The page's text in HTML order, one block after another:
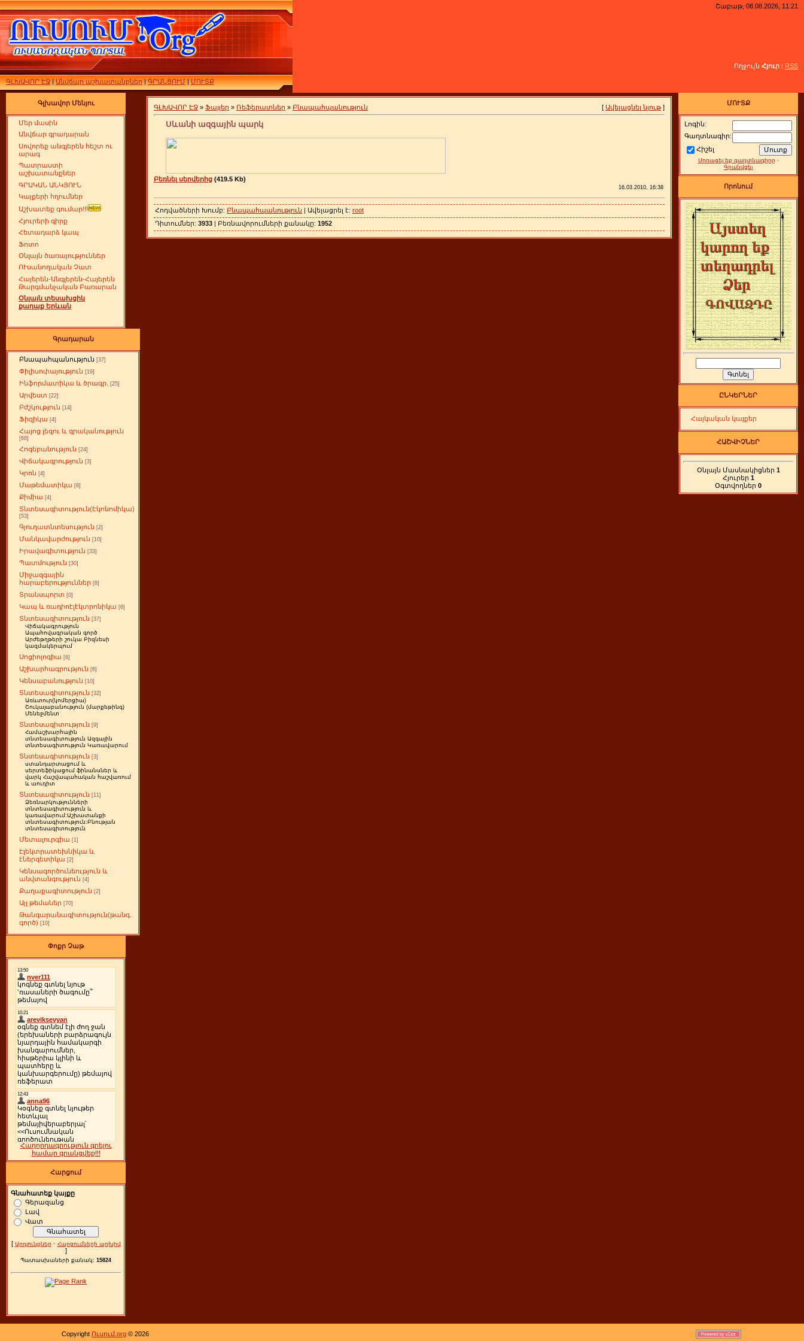
ԳԼԽԱՎՈՐ ԷՋ|Անվճար աշխատանքներ|ԳՐԱՆՑՈՒՄ|ՄՈՒՏՔ
Շաբաթ, 08.08.2026, 11:21
Ողջույն Հյուր | RSS
Գլխավոր Մենյու
Մեր մասին
Անվճար գրադարան
Սովորեք անգլերեն հեշտ ու
արագ
Պատրաստի
աշխատանքներ
ԳՐԱԿԱՆ ԱՆԿՅՈՒՆ
Կայքերի հղումներ
Աշխատեք գումար!!!
Հյուրերի գիրք
Հետադարձ կապ
Ֆոտո
Օնլայն ծառայություններ
ՈՒսանողական Չատ
Հայերեն-Անգլերեն-Հայերեն
Թարգմանչական Բառարան
Օնլայն տեսախցիկ
քաղաք Երևան
Գրադարան
Բնապահպանություն [37]
Փիլիսոփայություն [19]
Ինֆորմատիկա և ծրագր. [25]
Արվեստ [22]
Բժշկություն [14]
Ֆիզիկա [4]
Հայոց լեզու և գրականություն
[68]
Հոգեբանություն [24]
Վիճակագրություն [3]
Կրոն [4]
Մաթեմատիկա [8]
Քիմիա [4]
Տնտեսագիտություն(Էկոնոմիկա)
[53]
Գյուղատնտեսություն [2]
Մանկավարժություն [10]
Իրավագիտություն [33]
Պատմություն [30]
Միջազգային
հարաբերություններ [8]
Տրանսպորտ [0]
Կապ և ռադիոէլէկտրոնիկա [6]
Տնտեսագիտություն [37]
Վիճակագրություն
Ապահովագրական գործ
Արժեթղթերի շուկա Բիզնեսի
կազմակերպում
Սոցիոլոգիա [6]
Աշխարհագրություն [6]
Կենսաբանություն [10]
Տնտեսագիտություն [32]
Առևտուր(կոմերցիա)
Շուկայաբանություն (մարքեթինգ)
Մենեջմենտ
Տնտեսագիտություն [9]
Համաշխարհային
տնտեսագիտություն Ազգային
տնտեսագիտություն Կառավարում
Տնտեսագիտություն [3]
ստանդարտացում և
սերտեֆիկացում ֆինանսներ և
վարկ Հաշվապահական հաշվառում
և աուդիտ
Տնտեսագիտություն [11]
Ձեռնարկությունների
տնտեսագիտություն և
կառավարում:Աշխատանքի
տնտեսագիտություն:Բնության
տնտեսագիտություն
Մետալուրգիա [1]
Էլեկտրատեխնիկա և
էներգետիկա [2]
Կենսագործունեություն և
անվտանգություն [4]
Քաղաքագիտություն [2]
Այլ թեմաներ [70]
Թանգարանագիտություն(թանգ.
գործ) [10]
Փոքր Չաթ
Հաղորդագրություն գրելու
համար գրանցվեք!!!
Հարցում
Գնահատեք կայքը
Գերազանց
Լավ
Վատ
[ Արդյունքներ · Հարցումների արխիվ
]
Պատասխաների քանակ: 15824
ԳԼԽԱՎՈՐ ԷՋ » Ֆայլեր » Ռեֆերատներ » Բնապահպանություն [ Ավելացնել նյութ ]
Սևանի ազգային պարկ
Բեռնել սերվերից (419.5 Kb)
16.03.2010, 16:38
Հոդվածների Խումբ: Բնապահպանություն | Ավելացրել է: root
Դիտումներ: 3933 | Բեռնավորումների քանակը: 1952
ՄՈՒՏՔ
Լոգին:
Գաղտնագիր:
Հիշել
Մոռացել եք գաղտնագիրը ·
Գրանվցել
Որոնում
ԸՆԿԵՐՆԵՐ
Հայկական կայքեր
ՀԱՇՎԻՉՆԵՐ
Օնլայն Մասնակիցներ 1
Հյուրեր 1
Օգտվողներ 0
Copyright Ուսում.org © 2026